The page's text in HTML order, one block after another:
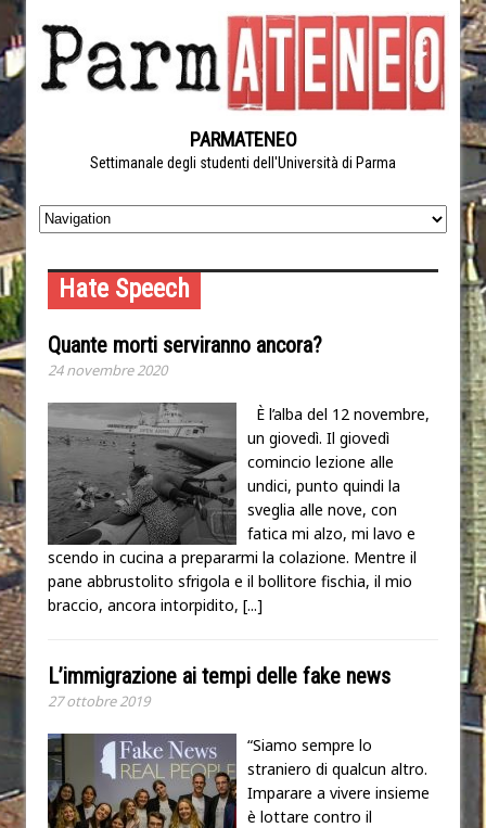
PARMATENEO
Settimanale degli studenti dell'Università di Parma
Hate Speech
Quante morti serviranno ancora?
24 novembre 2020
È l’alba del 12 novembre,
un giovedì. Il giovedì
comincio lezione alle
undici, punto quindi la
sveglia alle nove, con
fatica mi alzo, mi lavo e
scendo in cucina a prepararmi la colazione. Mentre il
pane abbrustolito sfrigola e il bollitore fischia, il mio
braccio, ancora intorpidito, [...]
L’immigrazione ai tempi delle fake news
27 ottobre 2019
“Siamo sempre lo
straniero di qualcun altro.
Imparare a vivere insieme
è lottare contro il